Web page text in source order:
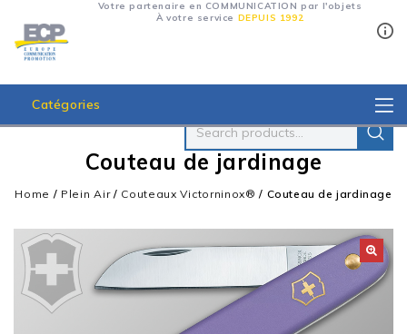
Votre partenaire en COMMUNICATION par l'objets
À votre service DEPUIS 1992
Catégories
Couteau de jardinage
Home / Plein Air/ Couteaux Victorninox® / Couteau de jardinage